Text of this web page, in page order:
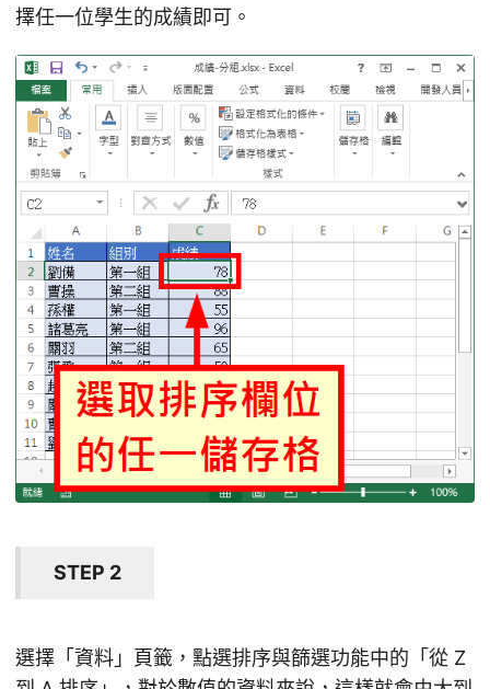
擇任一位學生的成績即可。
STEP 2
選擇「資料」頁籤，點選排序與篩選功能中的「從 Z